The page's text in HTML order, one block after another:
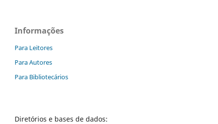
Informações
Para Leitores
Para Autores
Para Bibliotecários
Diretórios e bases de dados: